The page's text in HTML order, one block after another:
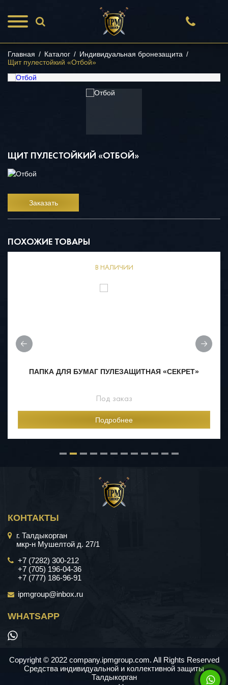
Главная / Каталог / Индивидуальная бронезащита /
Щит пулестойкий «Отбой»
ЩИТ ПУЛЕСТОЙКИЙ «ОТБОЙ»
Заказать
ПОХОЖИЕ ТОВАРЫ
В НАЛИЧИИ
ПАПКА ДЛЯ БУМАГ ПУЛЕЗАЩИТНАЯ «СЕКРЕТ»
Под заказ
Подробнее
КОНТАКТЫ
г. Талдыкорган
мкр-н Мушелтой д. 27/1
+7 (7282) 300-212
+7 (705) 196-04-36
+7 (777) 186-96-91
ipmgroup@inbox.ru
WHATSAPP
Copyright © 2022 company.ipmgroup.com. All Rights Reserved
Средства индивидуальной и коллективной защиты
Талдыкорган